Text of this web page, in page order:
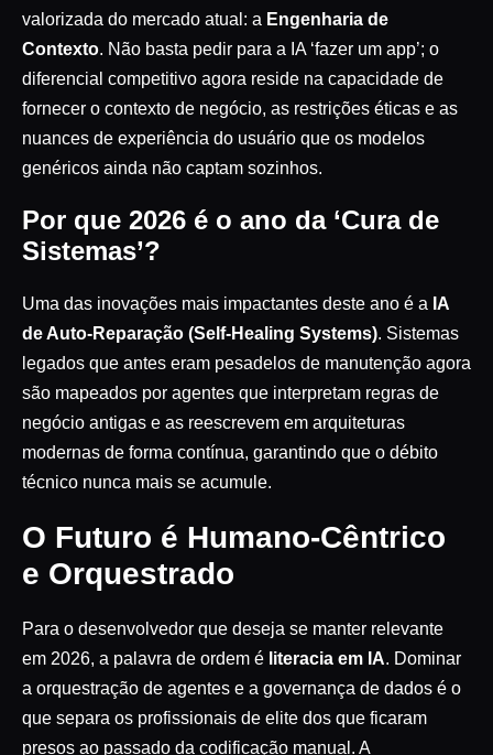
valorizada do mercado atual: a Engenharia de
Contexto. Não basta pedir para a IA ‘fazer um app’; o
diferencial competitivo agora reside na capacidade de
fornecer o contexto de negócio, as restrições éticas e as
nuances de experiência do usuário que os modelos
genéricos ainda não captam sozinhos.
Por que 2026 é o ano da ‘Cura de
Sistemas’?
Uma das inovações mais impactantes deste ano é a IA
de Auto-Reparação (Self-Healing Systems). Sistemas
legados que antes eram pesadelos de manutenção agora
são mapeados por agentes que interpretam regras de
negócio antigas e as reescrevem em arquiteturas
modernas de forma contínua, garantindo que o débito
técnico nunca mais se acumule.
O Futuro é Humano-Cêntrico
e Orquestrado
Para o desenvolvedor que deseja se manter relevante
em 2026, a palavra de ordem é literacia em IA. Dominar
a orquestração de agentes e a governança de dados é o
que separa os profissionais de elite dos que ficaram
presos ao passado da codificação manual. A